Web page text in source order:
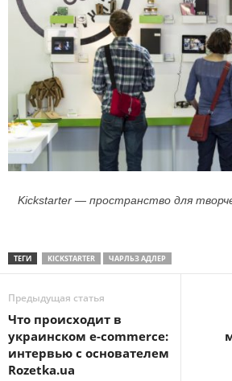
Kickstarter — пространство для
ТЕГИ KICKSTARTER ЧАРЛЬЗ АДЛЕР
Предыдущая статья
Что происходит в
украинском e-commerce:
интервью с основателем
Rozetka.ua